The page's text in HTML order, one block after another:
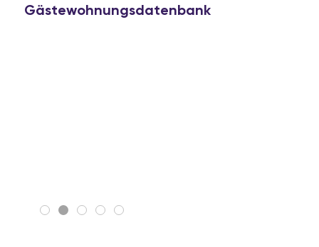
Gästewohnungsdatenbank